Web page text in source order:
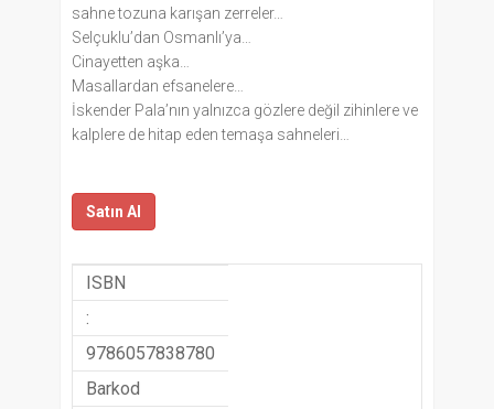
sahne tozuna karışan zerreler…
Selçuklu’dan Osmanlı’ya…
Cinayetten aşka…
Masallardan efsanelere…
İskender Pala’nın yalnızca gözlere değil zihinlere ve
kalplere de hitap eden temaşa sahneleri…
Satın Al
ISBN
:
9786057838780
Barkod